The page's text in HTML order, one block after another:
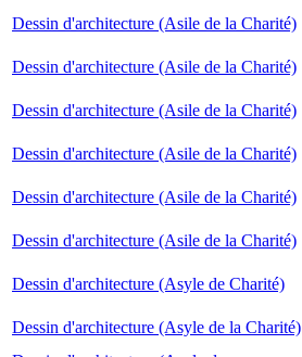
Dessin d'architecture (Asile de la Charité)
Dessin d'architecture (Asile de la Charité)
Dessin d'architecture (Asile de la Charité)
Dessin d'architecture (Asile de la Charité)
Dessin d'architecture (Asile de la Charité)
Dessin d'architecture (Asile de la Charité)
Dessin d'architecture (Asyle de Charité)
Dessin d'architecture (Asyle de la Charité)